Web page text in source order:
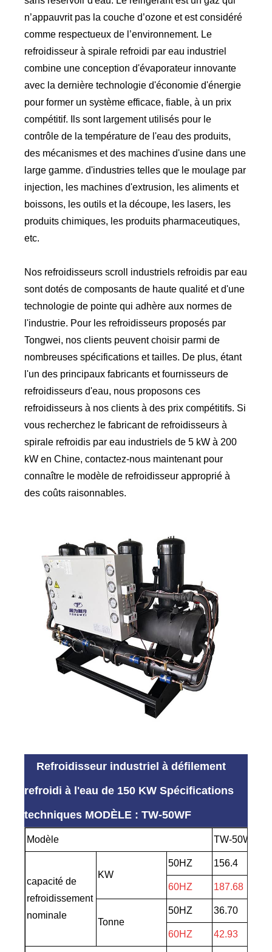
n’appauvrit pas la couche d’ozone et est considéré
comme respectueux de l’environnement. Le
refroidisseur à spirale refroidi par eau industriel
combine une conception d'évaporateur innovante
avec la dernière technologie d'économie d'énergie
pour former un système efficace, fiable, à un prix
compétitif. Ils sont largement utilisés pour le
contrôle de la température de l'eau des produits,
des mécanismes et des machines d'usine dans une
large gamme. d'industries telles que le moulage par
injection, les machines d'extrusion, les aliments et
boissons, les outils et la découpe, les lasers, les
produits chimiques, les produits pharmaceutiques,
etc.
Nos refroidisseurs scroll industriels refroidis par eau
sont dotés de composants de haute qualité et d'une
technologie de pointe qui adhère aux normes de
l'industrie. Pour les refroidisseurs proposés par
Tongwei, nos clients peuvent choisir parmi de
nombreuses spécifications et tailles. De plus, étant
l'un des principaux fabricants et fournisseurs de
refroidisseurs d'eau, nous proposons ces
refroidisseurs à nos clients à des prix compétitifs. Si
vous recherchez le fabricant de refroidisseurs à
spirale refroidis par eau industriels de 5 kW à 200
kW en Chine, contactez-nous maintenant pour
connaître le modèle de refroidisseur approprié à
des coûts raisonnables.
Refroidisseur industriel à défilement
refroidi à l'eau de 150 KW Spécifications
techniques MODÈLE : TW-50WF
Modèle TW-50WF
capacité de
refroidissement
nominale
KW
50HZ 156.4
60HZ 187.68
Tonne
50HZ 36.70
60HZ 42.93